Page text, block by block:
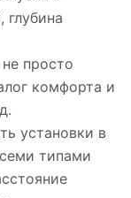
глубина
просто
комфорта и
установки в
типами